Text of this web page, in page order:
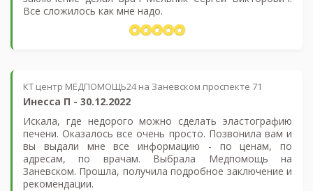
Все сложилось как мне надо.
КТ центр МЕДПОМОЩЬ24 на Заневском проспекте 71
Инесса П - 30.12.2022
Искала, где недорого можно сделать эластографию
печени. Оказалось все очень просто. Позвонила вам и
вы выдали мне все информацию - по ценам, по
адресам, по врачам. Выбрала Медпомощь на
Заневском. Прошла, получила подробное заключение и
рекомендации.